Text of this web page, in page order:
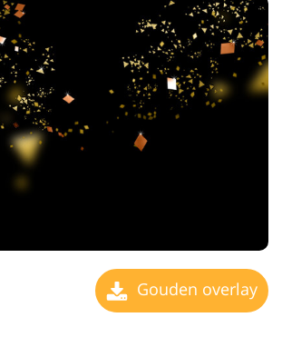
Gouden overlay